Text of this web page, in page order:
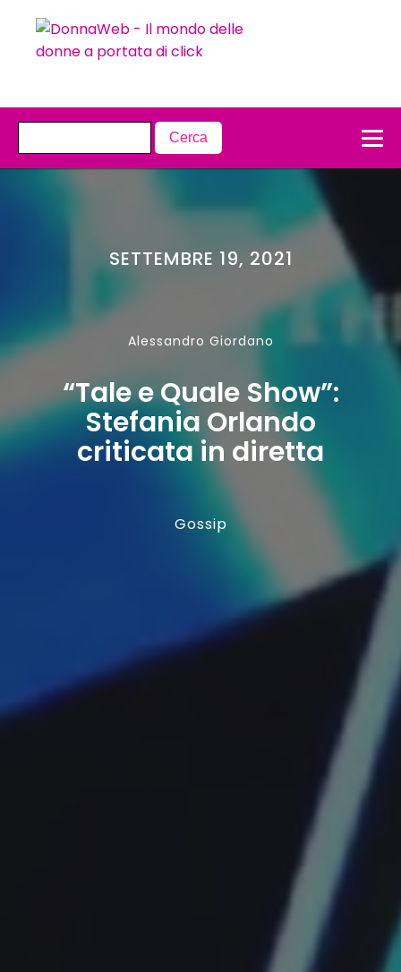
SETTEMBRE 19, 2021
Alessandro Giordano
“Tale e Quale Show”:
Stefania Orlando
criticata in diretta
Gossip